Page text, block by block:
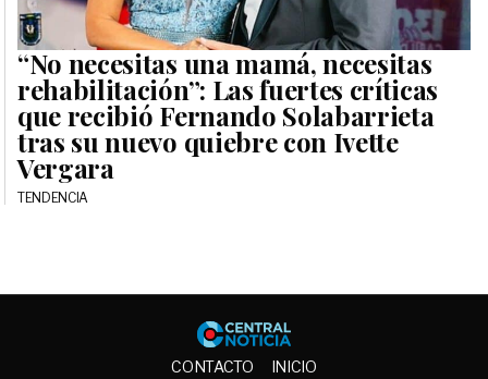
“No necesitas una mamá, necesitas
rehabilitación”: Las fuertes críticas
que recibió Fernando Solabarrieta
tras su nuevo quiebre con Ivette
Vergara
TENDENCIA
Central
CONTACTO INICIO